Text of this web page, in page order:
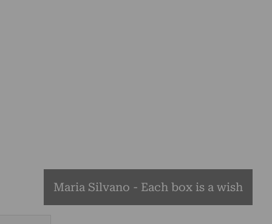
Maria Silvano - Each box is a wish